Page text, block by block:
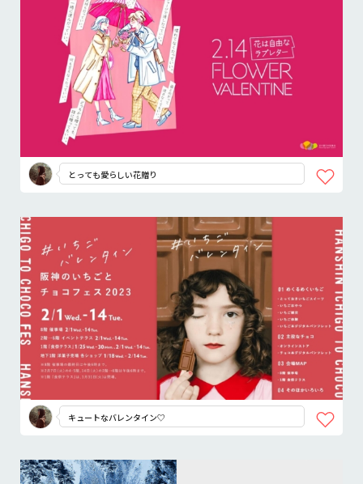
とっても愛らしい花贈り
キュートなバレンタイン♡